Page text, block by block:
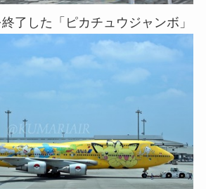
了した「ピカチュウジャンボ」